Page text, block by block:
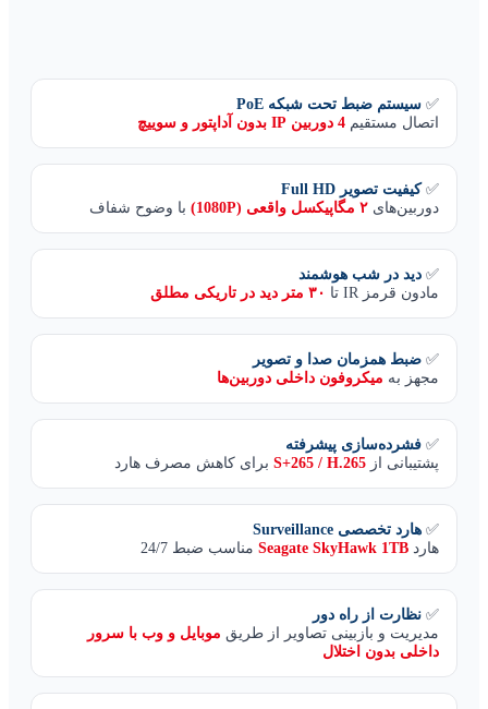
✅ سیستم ضبط تحت شبکه PoE
اتصال مستقیم 4 دوربین IP بدون آداپتور و سوییچ
✅کیفیت تصویر Full HD
دوربین‌های ۲ مگاپیکسل واقعی (1080P) با وضوح شفاف
✅ دید در شب هوشمند
مادون قرمز IR تا
۳۰ متر دید در تاریکی مطلق
✅ ضبط همزمان صدا و تصویر
مجهز به میکروفون داخلی دوربین‌ها
✅ فشرده‌سازی پیشرفته
پشتیبانی از S+265 / H.265 برای کاهش مصرف هارد
✅ هارد تخصصی Surveillance
هارد Seagate SkyHawk 1TB مناسب ضبط 24/7
✅ نظارت از راه دور
مدیریت و بازبینی تصاویر از طریق موبایل و وب با سرور
داخلی بدون اختلال